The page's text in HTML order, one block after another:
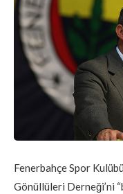
Fenerbahçe Spor
Gönüllüleri Derneği’ni